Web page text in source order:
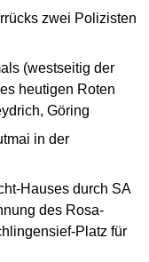
zwei Polizisten
(westseitig der
heutigen Roten
Göring
in der
Hauses durch SA
des Rosa-
Platz für